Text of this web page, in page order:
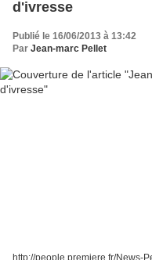
d'ivresse
Publié le 16/06/2013 à 13:42
Par Jean-marc Pellet
http://people.premiere.fr/News-